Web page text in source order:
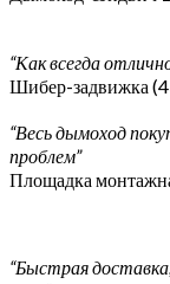
“Как всегда
Шибер-задвижка
“Весь дымоход
проблем”
Площадка
“Быстрая